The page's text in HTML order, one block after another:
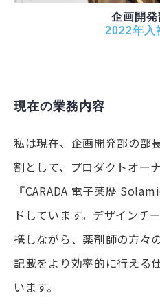
企画開
2022年入
現在の業務内容
私は現在、企画開発部の部
割として、プロダクトオー
『CARADA 電子薬歴
ドしています。デザインチ
携しながら、薬剤師の方々
記載をより効率的に行える
います。